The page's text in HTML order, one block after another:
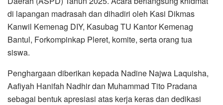
di lapangan madrasah dan dihadiri oleh Kasi Dikmas
Kanwil Kemenag DIY, Kasubag TU Kantor Kemenag
Bantul, Forkompinkap Pleret, komite, serta orang tua
siswa.
Penghargaan diberikan kepada Nadine Najwa Laquisha,
Aafiyah Hanifah Nadhir dan Muhammad Tito Pradana
sebagai bentuk apresiasi atas kerja keras dan dedikasi